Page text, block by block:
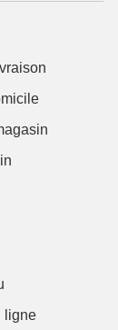
ligne